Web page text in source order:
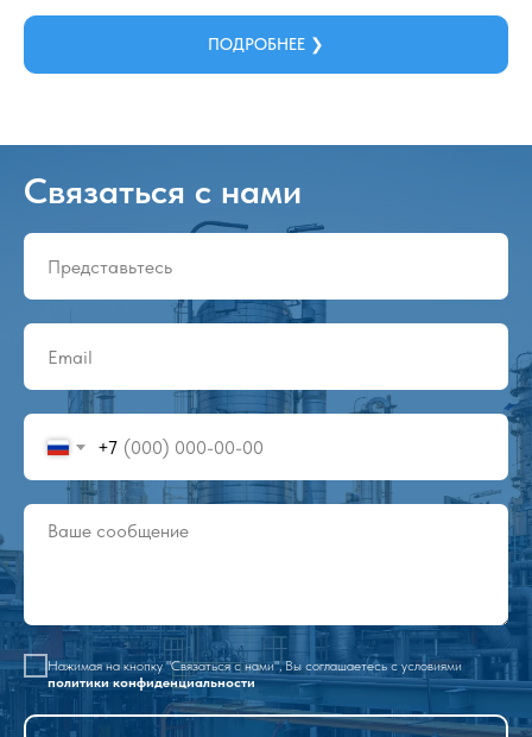
ПОДРОБНЕЕ ❯
Связаться с нами
+7
Нажимая на кнопку "Связаться с нами", Вы соглашаетесь с условиями
политики конфиденциальности